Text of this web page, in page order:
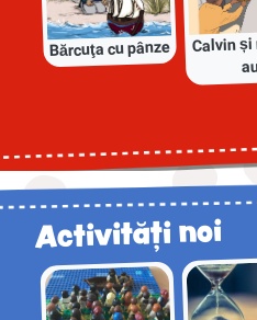
Bărcuţa cu pânze Calvin și
Activităţi noi